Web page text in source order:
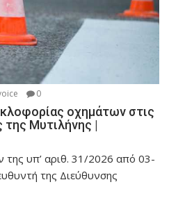
0
οχημάτων στις
της Μυτιλήνης |
της υπ’ αριθ. 31/2026 από 03-
της Διεύθυνσης